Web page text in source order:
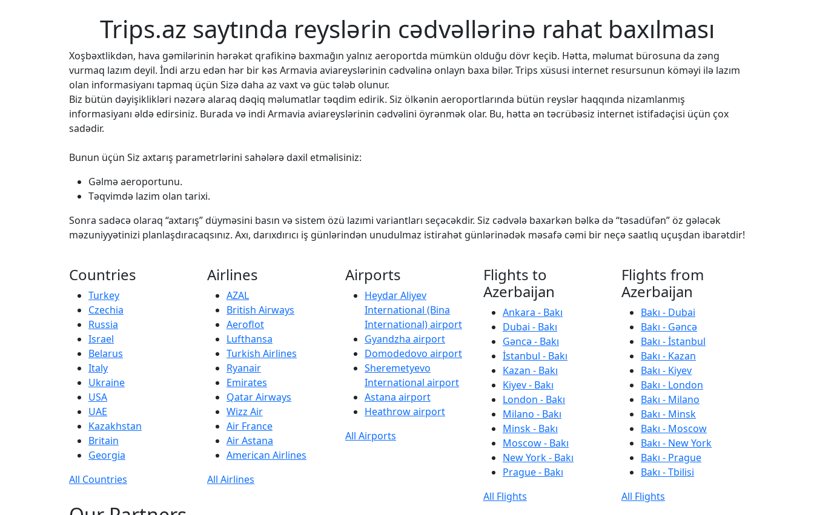
Trips.az saytında reyslərin cədvəllərinə rahat baxılması
Xoşbəxtlikdən, hava gəmilərinin hərəkət qrafikinə baxmağın yalnız aeroportda mümkün olduğu dövr keçib. Hətta, məlumat bürosuna da zəng
vurmaq lazım deyil. İndi arzu edən hər bir kəs Armavia aviareyslərinin cədvəlinə onlayn baxa bilər. Trips xüsusi internet resursunun köməyi ilə lazım
olan informasiyanı tapmaq üçün Sizə daha az vaxt və güc tələb olunur.
Biz bütün dəyişiklikləri nəzərə alaraq dəqiq məlumatlar təqdim edirik. Siz ölkənin aeroportlarında bütün reyslər haqqında nizamlanmış
informasiyanı əldə edirsiniz. Burada və indi Armavia aviareyslərinin cədvəlini öyrənmək olar. Bu, hətta ən təcrübəsiz internet istifadəçisi üçün çox
sadədir.
Bunun üçün Siz axtarış parametrlərini sahələrə daxil etməlisiniz:
Gəlmə aeroportunu.
Təqvimdə lazim olan tarixi.
Sonra sadəcə olaraq “axtarış” düyməsini basın və sistem özü lazımi variantları seçəcəkdir. Siz cədvələ baxarkən bəlkə də “təsadüfən” öz gələcək
məzuniyyətinizi planlaşdıracaqsınız. Axı, darıxdırıcı iş günlərindən unudulmaz istirahət günlərinədək məsafə cəmi bir neçə saatlıq uçuşdan ibarətdir!
Countries
Turkey
Czechia
Russia
Israel
Belarus
Italy
Ukraine
USA
UAE
Kazakhstan
Britain
Georgia
All Countries
Airlines
AZAL
British Airways
Aeroflot
Lufthansa
Turkish Airlines
Ryanair
Emirates
Qatar Airways
Wizz Air
Air France
Air Astana
American Airlines
All Airlines
Airports
Heydar Aliyev
International (Bina
International) airport
Gyandzha airport
Domodedovo airport
Sheremetyevo
International airport
Astana airport
Heathrow airport
All Airports
Flights to
Azerbaijan
Ankara - Bakı
Dubai - Bakı
Gəncə - Bakı
İstanbul - Bakı
Kazan - Bakı
Kiyev - Bakı
London - Bakı
Milano - Bakı
Minsk - Bakı
Moscow - Bakı
New York - Bakı
Prague - Bakı
All Flights
Flights from
Azerbaijan
Bakı - Dubai
Bakı - Gəncə
Bakı - İstanbul
Bakı - Kazan
Bakı - Kiyev
Bakı - London
Bakı - Milano
Bakı - Minsk
Bakı - Moscow
Bakı - New York
Bakı - Prague
Bakı - Tbilisi
All Flights